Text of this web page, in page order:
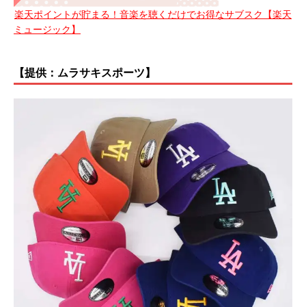
楽天ポイントが貯まる！音楽を聴くだけでお得なサブスク【楽天
ミュージック】
【提供：ムラサキスポーツ】